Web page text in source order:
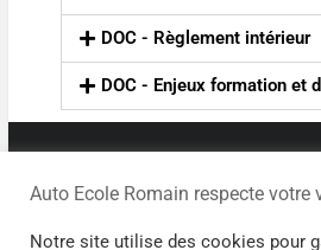
DOC - Règlement intérieur
DOC - Enjeux formation et
Horaires
Auto Ecole Romain respecte votre
Notre site utilise des cookies pour